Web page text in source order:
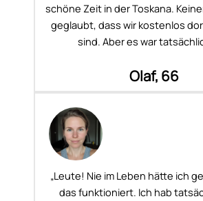
schöne Zeit in der Toskana.
geglaubt, dass wir kostenlos
sind. Aber es war
Olaf, 66
„Leute! Nie im Leben hätte ich
das funktioniert. Ich hab